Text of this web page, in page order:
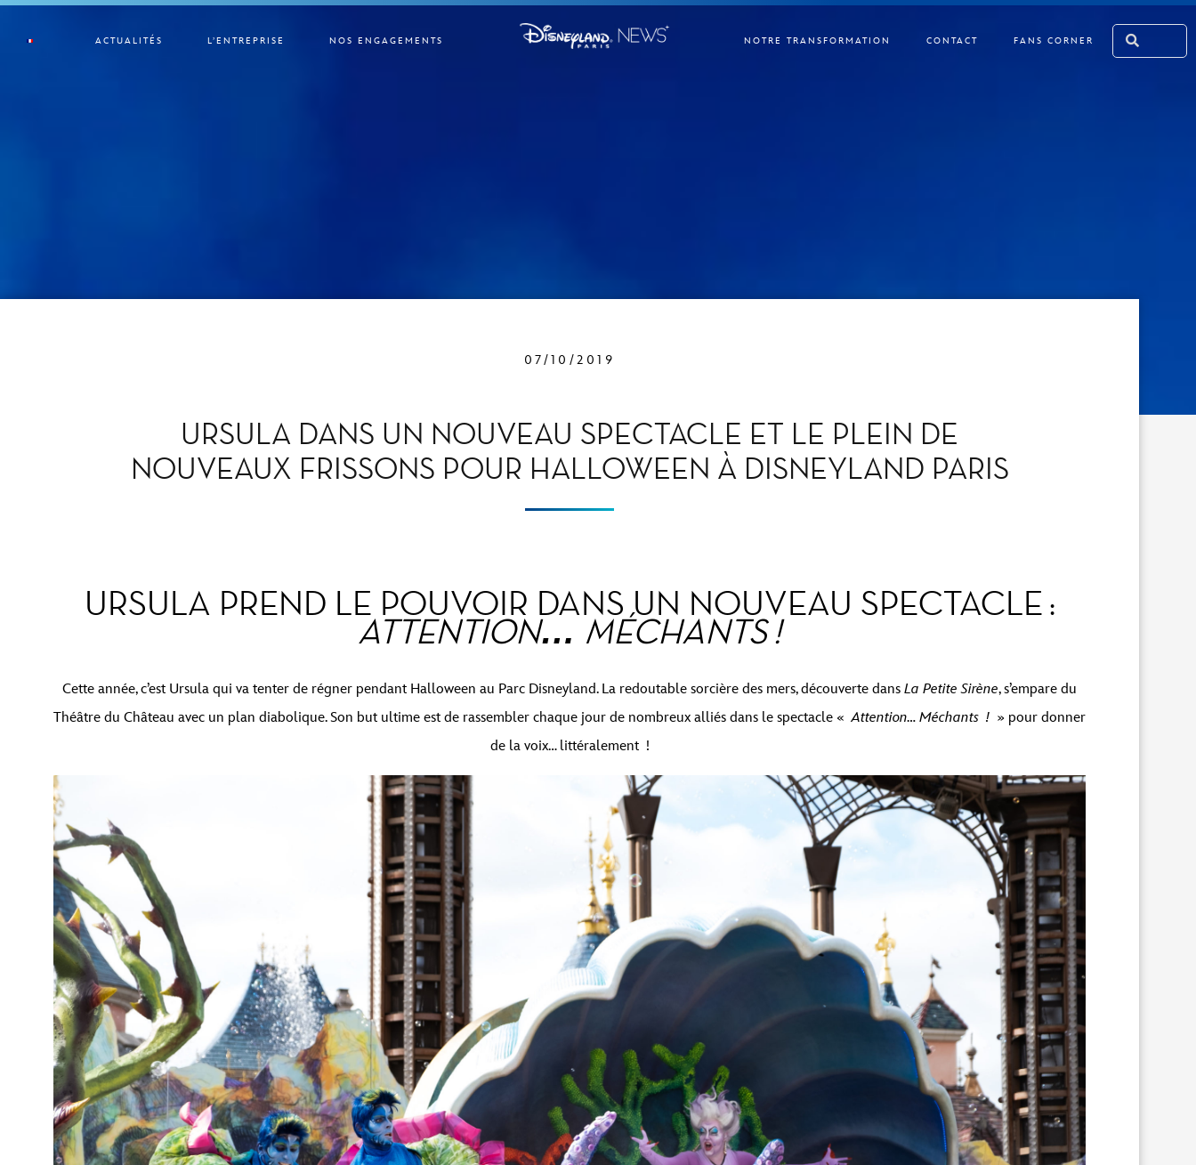
ACTUALITÉS L’ENTREPRISE NOS ENGAGEMENTS NOTRE TRANSFORMATION CONTACT FANS CORNER
07/10/2019
URSULA DANS UN NOUVEAU SPECTACLE ET LE PLEIN DE
NOUVEAUX FRISSONS POUR HALLOWEEN À DISNEYLAND PARIS
URSULA PREND LE POUVOIR DANS UN NOUVEAU SPECTACLE :
ATTENTION… MÉCHANTS !
Cette année, c’est Ursula qui va tenter de régner pendant Halloween au Parc Disneyland. La redoutable sorcière des mers, découverte dans La Petite Sirène, s’empare du
Théâtre du Château avec un plan diabolique. Son but ultime est de rassembler chaque jour de nombreux alliés dans le spectacle «Attention… Méchants ! » pour donner
de la voix… littéralement !